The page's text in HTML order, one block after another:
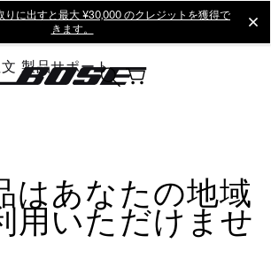
りに出すと最大 ¥30,000 のクレジットを獲得で
きます。
製品サポート
はあなたの地域
用いただけませ